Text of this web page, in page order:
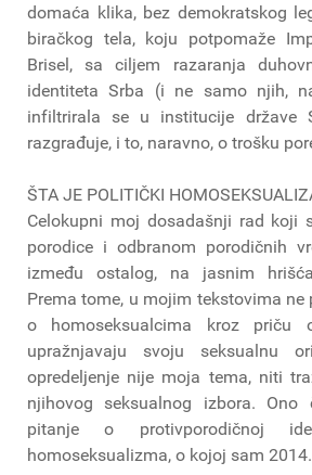
domaća klika, bez demokratskog
biračkog tela, koju potpomaže
Brisel, sa ciljem razaranja
identiteta Srba (i ne samo njih,
infiltrirala se u institucije države
razgrađuje, i to, naravno, o trošku
ŠTA JE POLITIČKI
Celokupni moj dosadašnji rad koji
porodice i odbranom porodičnih
između ostalog, na jasnim
Prema tome, u mojim tekstovima
o homoseksualcima kroz
upražnjavaju svoju seksualnu
opredeljenje nije moja tema, niti
njihovog seksualnog izbora.
pitanje o protivporodičnoj
homoseksualizma, o kojoj sam